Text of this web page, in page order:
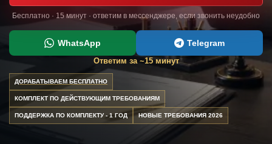
Бесплатно · 15 минут · ответим в мессенджере, если звонить неудобно
WhatsApp Telegram
Ответим за ~15 минут
ДОРАБАТЫВАЕМ БЕСПЛАТНО
КОМПЛЕКТ ПО ДЕЙСТВУЮЩИМ ТРЕБОВАНИЯМ
ПОДДЕРЖКА ПО КОМПЛЕКТУ - 1 ГОД НОВЫЕ ТРЕБОВАНИЯ 2026